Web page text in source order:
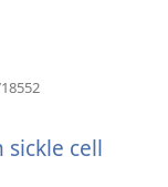
mới) cell